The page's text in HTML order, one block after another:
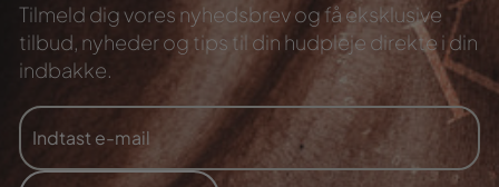
Tilmeld dig vores nyhedsbrev og få eksklusive
tilbud, nyheder og tips til din hudpleje direkte i din
indbakke.
INDTAST
E-
MAIL
TILMELD